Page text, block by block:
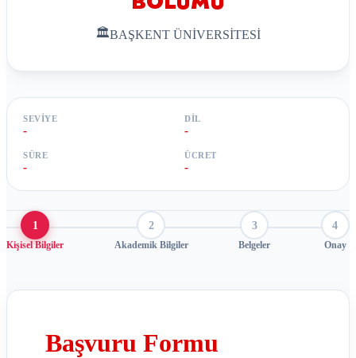
🏛BAŞKENT ÜNİVERSİTESİ
SEVIYE
-
DIL
-
SÜRE
-
ÜCRET
-
1
Kişisel Bilgiler
2
Akademik Bilgiler
3
Belgeler
4
Onay
Başvuru Formu